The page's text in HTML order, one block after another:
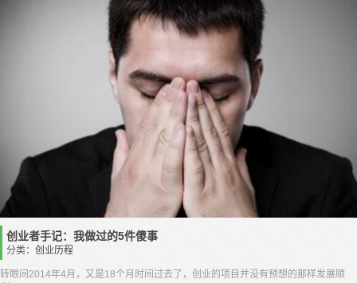
创业者手记：我做过的5件傻事
分类： 创业历程
转眼间2014年4月，又是18个月时间过去了，创业的项目并没有预想的那样发展顺